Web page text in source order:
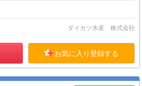
ダイカツ水産 株式会社
お気に入り登録する